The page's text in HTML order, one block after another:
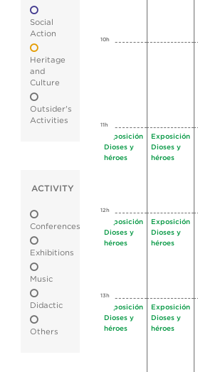
Social
Action
Heritage
and
Culture
Outsider's
Activities
ACTIVITY
Conferences
Exhibitions
Music
Didactic
Others
10h
11h
Exposición
Dioses y
héroes
Exposición
Dioses y
héroes
12h
Exposición
Dioses y
héroes
Exposición
Dioses y
héroes
13h
Exposición
Dioses y
héroes
Exposición
Dioses y
héroes